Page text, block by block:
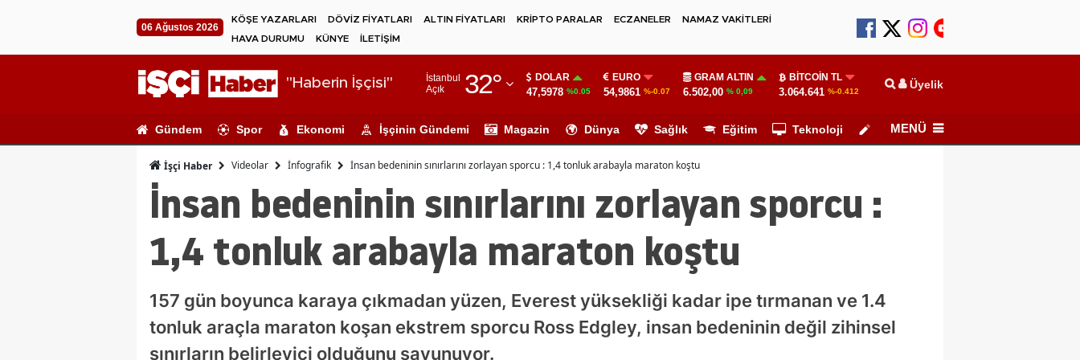
06 Ağustos 2026
KÖŞE YAZARLARI DÖVİZ FİYATLARI ALTIN FİYATLARI KRİPTO PARALAR ECZANELER
NAMAZ VAKİTLERİ
HAVA DURUMU
KÜNYE İLETİŞİM
"Haberin İşçisi"
İstanbul
Açık
32°
Adıyaman
Ağrı
Antalya
Aydın
DOLAR
47,5978 %0.05
EURO
54,9861 %-0.07
GRAM ALTIN
6.502,00 % 0,09
BITCOIN TL
3.064.641 %-0.412 Üyelik
Gündem Spor Ekonomi İşçinin Gündemi Magazin Dünya Sağlık Eğitim Teknoloji Köşe Yazarları
MENÜ
İşçi Haber Videolar İnfografik İnsan bedeninin sınırlarını zorlayan sporcu : 1,4 tonluk arabayla maraton koştu
İnsan bedeninin sınırlarını zorlayan sporcu :
1,4 tonluk arabayla maraton koştu
157 gün boyunca karaya çıkmadan yüzen, Everest yüksekliği kadar ipe tırmanan ve 1.4
tonluk araçla maraton koşan ekstrem sporcu Ross Edgley, insan bedeninin değil zihinsel
sınırların belirleyici olduğunu savunuyor.